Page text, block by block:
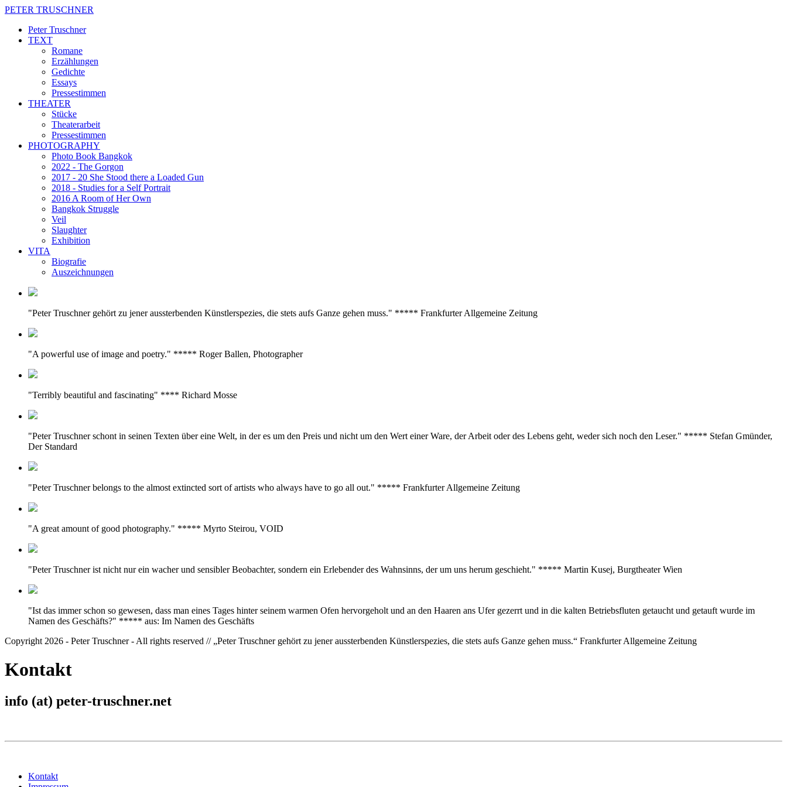
PETER TRUSCHNER
Peter Truschner
TEXT
Romane
Erzählungen
Gedichte
Essays
Pressestimmen
THEATER
Stücke
Theaterarbeit
Pressestimmen
PHOTOGRAPHY
Photo Book Bangkok
2022 - The Gorgon
2017 - 20 She Stood there a Loaded Gun
2018 - Studies for a Self Portrait
2016 A Room of Her Own
Bangkok Struggle
Veil
Slaughter
Exhibition
VITA
Biografie
Auszeichnungen
"Peter Truschner gehört zu jener aussterbenden Künstlerspezies, die stets aufs Ganze gehen muss." ***** Frankfurter Allgemeine Zeitung
"A powerful use of image and poetry." ***** Roger Ballen, Photographer
"Terribly beautiful and fascinating" **** Richard Mosse
"Peter Truschner schont in seinen Texten über eine Welt, in der es um den Preis und nicht um den Wert einer Ware, der Arbeit oder des Lebens geht, weder sich noch den Leser." ***** Stefan Gmünder,
Der Standard
"Peter Truschner belongs to the almost extincted sort of artists who always have to go all out." ***** Frankfurter Allgemeine Zeitung
"A great amount of good photography." ***** Myrto Steirou, VOID
"Peter Truschner ist nicht nur ein wacher und sensibler Beobachter, sondern ein Erlebender des Wahnsinns, der um uns herum geschieht." ***** Martin Kusej, Burgtheater Wien
"Ist das immer schon so gewesen, dass man eines Tages hinter seinem warmen Ofen hervorgeholt und an den Haaren ans Ufer gezerrt und in die kalten Betriebsfluten getaucht und getauft wurde im
Namen des Geschäfts?" ***** aus: Im Namen des Geschäfts
Copyright 2026 - Peter Truschner - All rights reserved // „Peter Truschner gehört zu jener aussterbenden Künstlerspezies, die stets aufs Ganze gehen muss.“ Frankfurter Allgemeine Zeitung
Kontakt
info (at) peter-truschner.net
Kontakt